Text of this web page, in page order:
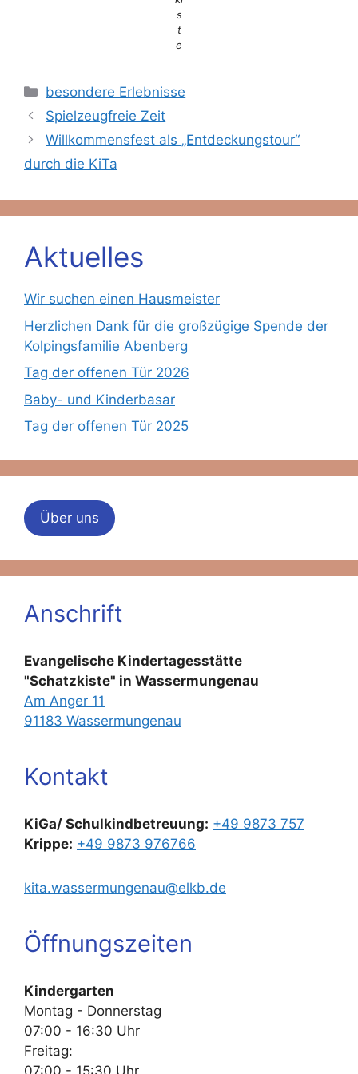
s
t
e
Kategorien
besondere Erlebnisse
Spielzeugfreie Zeit
Willkommensfest als „Entdeckungstour“
durch die KiTa
Aktuelles
Wir suchen einen Hausmeister
Herzlichen Dank für die großzügige Spende der
Kolpingsfamilie Abenberg
Tag der offenen Tür 2026
Baby- und Kinderbasar
Tag der offenen Tür 2025
Über uns
Anschrift
Evangelische Kindertagesstätte
"Schatzkiste" in Wassermungenau
Am Anger 11
91183 Wassermungenau
Kontakt
KiGa/ Schulkindbetreuung: +49 9873 757
Krippe: +49 9873 976766
kita.wassermungenau@elkb.de
Öffnungszeiten
Kindergarten
Montag - Donnerstag
07:00 - 16:30 Uhr
Freitag:
07:00 - 15:30 Uhr